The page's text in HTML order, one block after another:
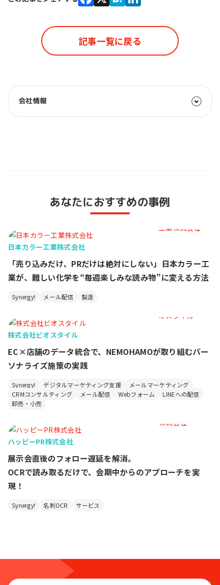
記事一覧に戻る
会社情報
あなたにおすすめの事例
日本カラー工業株式会社
「売り込みだけ、PRだけは絶対にしない」日本カラー工
業が、難しい化学を“毎週楽しみな読み物”に変える方法
Synergy! メール配信 製造
株式会社ビオスタイル
EC×店舗のデータ統合で、NEMOHAMOが取り組むパー
ソナライズ施策の実践
Synergy! デジタルマーケティング支援
メールマーケティング
CRMコンサルティング
メール配信 Webフォーム
LINEへの配信
卸売・小売
ハッピーPR株式会社
展示会直後のフォロー遅延を解消。
OCRで読み取るだけで、会期中からのアプローチを実
現！
Synergy! 名刺OCR サービス